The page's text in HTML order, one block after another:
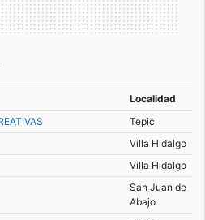
Localidad
Tepic
Villa Hidalgo
Villa Hidalgo
San Juan de
Abajo